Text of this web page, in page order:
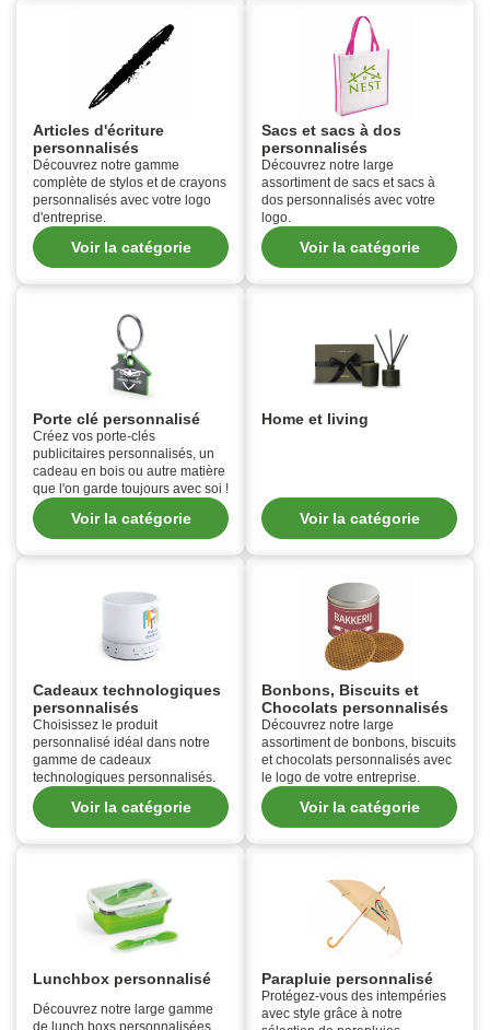
Articles d'écriture
personnalisés
Découvrez notre gamme
complète de stylos et de crayons
personnalisés avec votre logo
d'entreprise.
Voir la catégorie
Sacs et sacs à dos
personnalisés
Découvrez notre large
assortiment de sacs et sacs à
dos personnalisés avec votre
logo.
Voir la catégorie
Porte clé personnalisé
Créez vos porte-clés
publicitaires personnalisés, un
cadeau en bois ou autre matière
que l'on garde toujours avec soi !
Voir la catégorie
Home et living
Voir la catégorie
Cadeaux technologiques
personnalisés
Choisissez le produit
personnalisé idéal dans notre
gamme de cadeaux
technologiques personnalisés.
Voir la catégorie
Bonbons, Biscuits et
Chocolats personnalisés
Découvrez notre large
assortiment de bonbons, biscuits
et chocolats personnalisés avec
le logo de votre entreprise.
Voir la catégorie
Lunchbox personnalisé
Découvrez notre large gamme
de lunch boxs personnalisées
Parapluie personnalisé
Protégez-vous des intempéries
avec style grâce à notre